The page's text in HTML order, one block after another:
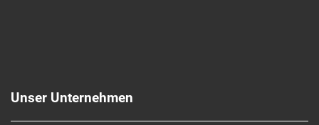
Unser Unternehmen